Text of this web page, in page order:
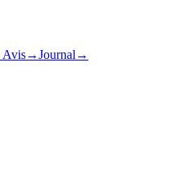
Avis→Journal →